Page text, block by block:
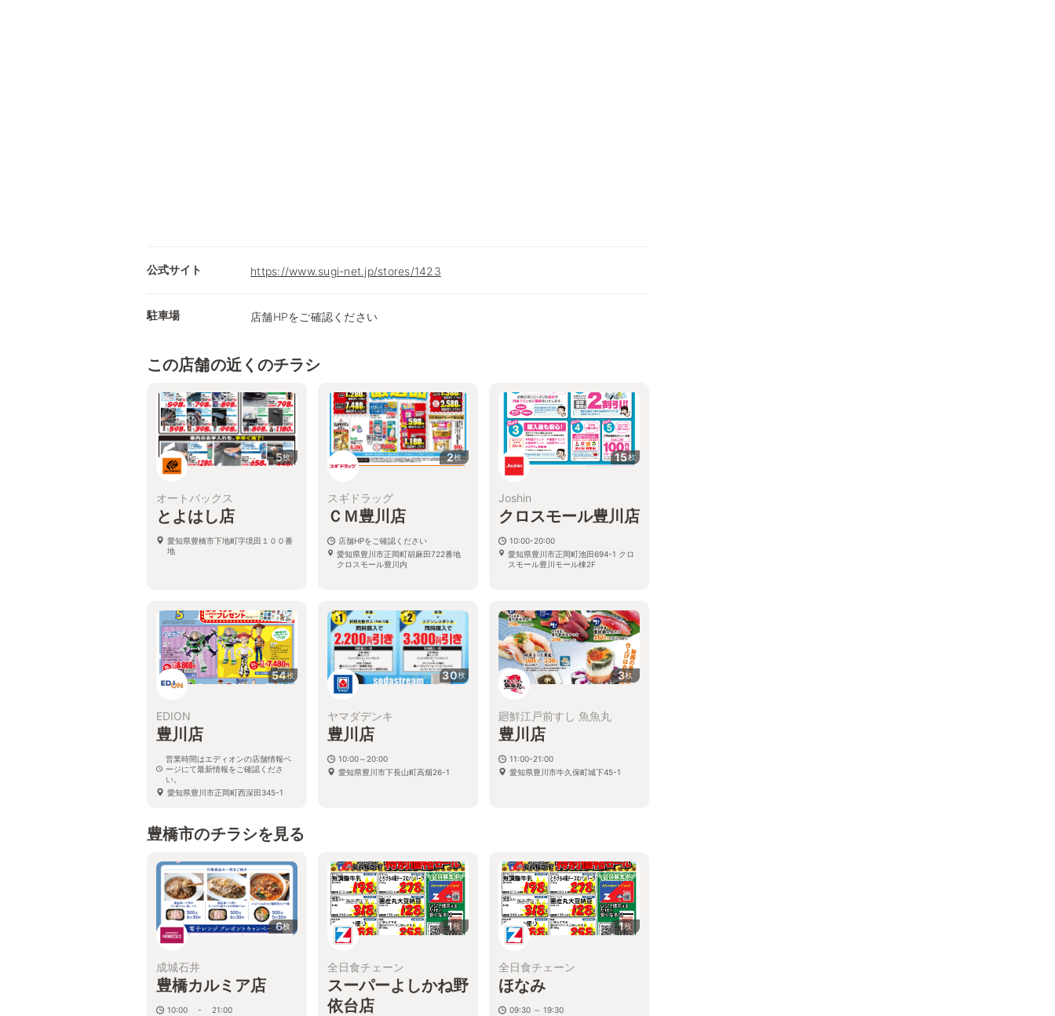
公式サイト https://www.sugi-net.jp/stores/1423
駐車場 店舗HPをご確認ください
この店舗の近くのチラシ
5枚
オートバックス
とよはし店
愛知県豊橋市下地町字境田１００番
地
2枚
スギドラッグ
ＣＭ豊川店
店舗HPをご確認ください
愛知県豊川市正岡町胡麻田722番地
クロスモール豊川内
15枚
Joshin
クロスモール豊川店
10:00-20:00
愛知県豊川市正岡町池田694-1 クロ
スモール豊川モール棟2F
54枚
EDION
豊川店
営業時間はエディオンの店舗情報ペ
ージにて最新情報をご確認くださ
い。
愛知県豊川市正岡町西深田345-1
30枚
ヤマダデンキ
豊川店
10:00～20:00
愛知県豊川市下長山町高畑26-1
3枚
廻鮮江戸前すし 魚魚丸
豊川店
11:00-21:00
愛知県豊川市牛久保町城下45-1
豊橋市のチラシを見る
6枚
成城石井
豊橋カルミア店
10:00 - 21:00
1枚
全日食チェーン
スーパーよしかね野
依台店
1枚
全日食チェーン
ほなみ
09:30 ～ 19:30